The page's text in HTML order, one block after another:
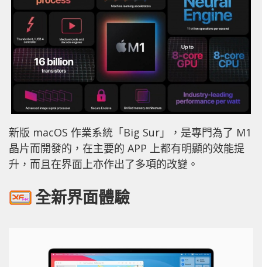
新版 macOS 作業系統「Big Sur」，是專門為了 M1
晶片而開發的，在主要的 APP 上都有明顯的效能提
升，而且在界面上亦作出了多項的改變。
全新界面體驗